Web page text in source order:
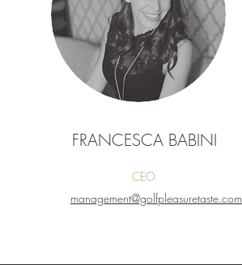
FRANCESCA BABINI
CEO
management@golfpleasuretaste.com